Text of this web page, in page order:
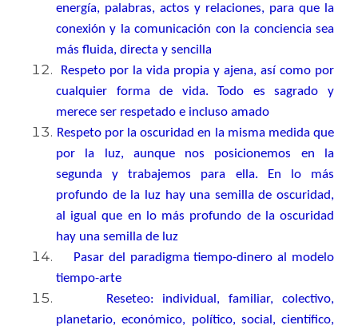
energía, palabras, actos y relaciones, para que la
conexión y la comunicación con la conciencia sea
más fluida, directa y sencilla
Respeto por la vida propia y ajena, así como por
cualquier forma de vida. Todo es sagrado y
merece ser respetado e incluso amado
Respeto por la oscuridad en la misma medida que
por la luz, aunque nos posicionemos en la
segunda y trabajemos para ella. En lo más
profundo de la luz hay una semilla de oscuridad,
al igual que en lo más profundo de la oscuridad
hay una semilla de luz
Pasar del paradigma tiempo-dinero al modelo
tiempo-arte
Reseteo: individual, familiar, colectivo,
planetario, económico, político, social, científico,